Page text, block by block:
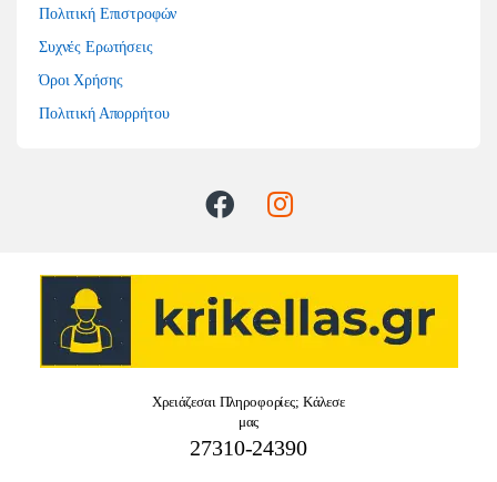
Πολιτική Επιστροφών
Συχνές Ερωτήσεις
Όροι Χρήσης
Πολιτική Απορρήτου
Χρειάζεσαι Πληροφορίες; Κάλεσε
μας
27310-24390